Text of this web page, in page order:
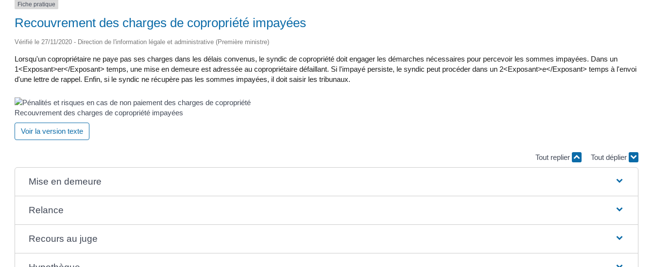
Fiche pratique
Recouvrement des charges de copropriété impayées
Vérifié le 27/11/2020 - Direction de l'information légale et administrative (Première ministre)
Lorsqu'un copropriétaire ne paye pas ses charges dans les délais convenus, le syndic de copropriété doit engager les démarches nécessaires pour percevoir les sommes impayées. Dans un
1<Exposant>er</Exposant> temps, une mise en demeure est adressée au copropriétaire défaillant. Si l'impayé persiste, le syndic peut procéder dans un 2<Exposant>e</Exposant> temps à l'envoi
d'une lettre de rappel. Enfin, si le syndic ne récupère pas les sommes impayées, il doit saisir les tribunaux.
Recouvrement des charges de copropriété impayées
Voir la version texte
Tout replier Tout déplier
Mise en demeure
Relance
Recours au juge